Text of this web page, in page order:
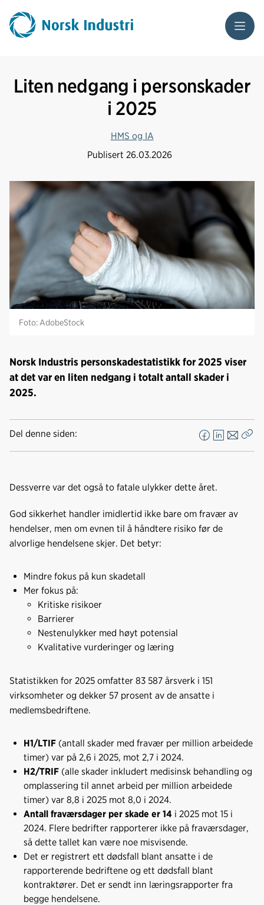
Meny
Liten nedgang i personskader
i 2025
HMS og IA
Publisert 26.03.2026
Foto: AdobeStock
Norsk Industris personskadestatistikk for 2025 viser
at det var en liten nedgang i totalt antall skader i
2025.
Del denne siden:
F
a
e
o
o
L
i
k
d
I
E
-
t
Dessverre var det også to fatale ulykker dette året.
God sikkerhet handler imidlertid ikke bare om fravær av
hendelser, men om evnen til å håndtere risiko før de
alvorlige hendelsene skjer. Det betyr:
Mindre fokus på kun skadetall
Mer fokus på:
Kritiske risikoer
Barrierer
Nestenulykker med høyt potensial
Kvalitative vurderinger og læring
Statistikken for 2025 omfatter 83 587 årsverk i 151
virksomheter og dekker 57 prosent av de ansatte i
medlemsbedriftene.
H1/LTIF (antall skader med fravær per million arbeidede
timer) var på 2,6 i 2025, mot 2,7 i 2024.
H2/TRIF (alle skader inkludert medisinsk behandling og
omplassering til annet arbeid per million arbeidede
timer) var 8,8 i 2025 mot 8,0 i 2024.
Antall fraværsdager per skade er 14 i 2025 mot 15 i
2024. Flere bedrifter rapporterer ikke på fraværsdager,
så dette tallet kan være noe misvisende.
Det er registrert ett dødsfall blant ansatte i de
rapporterende bedriftene og ett dødsfall blant
kontraktører. Det er sendt inn læringsrapporter fra
begge hendelsene.